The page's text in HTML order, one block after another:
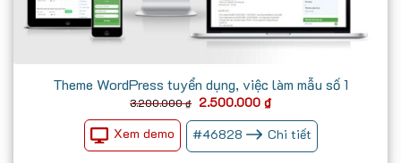
Theme WordPress tuyển dụng, việc làm mẫu số 1
3.200.000₫ Giá
là:
3.200.000 ₫.
2.500.000 ₫Giá
hiện
tại
là:
2.500.000 ₫.
Xem demo #46828 Chi tiết